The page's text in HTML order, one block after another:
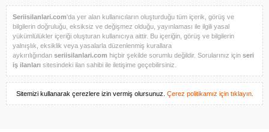
Seriisilanlari.com'da yer alan kullanıcıların oluşturduğu tüm içerik, görüş ve
bilgilerin doğruluğu, eksiksiz ve değişmez olduğu, yayınlaması ile ilgili yasal
yükümlülükler içeriği oluşturan kullanıcıya aittir. Bu içeriğin, görüş ve bilgilerin
yalnışlık, eksiklik veya yasalarla düzenlenmiş kurallara
aykırılığından seriisilanlari.com hiçbir şekilde sorumlu değildir. Sorularınız için seri
iş ilanları sitesindeki ilan sahibi ile iletişime geçebilirsiniz.
Sitemizi kullanarak çerezlere izin vermiş olursunuz. Çerez politikamız için tıklayın.